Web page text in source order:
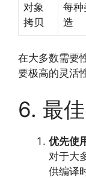
对象
拷贝
每种
造
在大多数需要
要极高的灵活
6. 最
优先使
对于大
供编译